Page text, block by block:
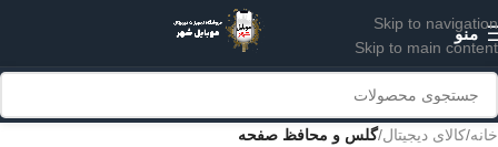
Skip to navigation
Skip to main content
منو
خانه کالای دیجیتال گلس و محافظ صفحه